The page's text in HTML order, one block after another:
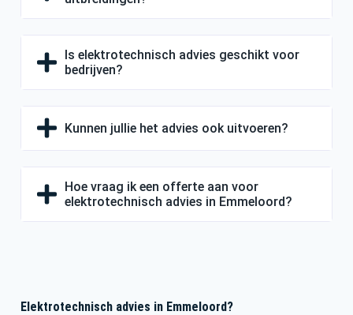
Is elektrotechnisch advies geschikt voor
bedrijven?
Kunnen jullie het advies ook uitvoeren?
Hoe vraag ik een offerte aan voor
elektrotechnisch advies in Emmeloord?
Elektrotechnisch advies in Emmeloord?